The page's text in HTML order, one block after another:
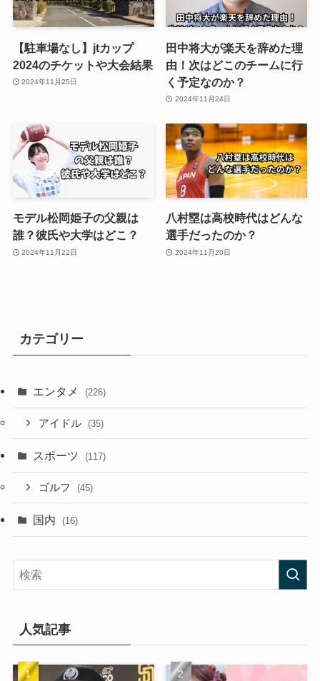
【駐車場なし】jtカップ
2024のチケットや大会結果
2024年11月25日
田中将大が楽天を辞めた理
由！次はどこのチームに行
く予定なのか？
2024年11月24日
モデル松岡姫子の父親は
誰？彼氏や大学はどこ？
2024年11月22日
八村塁は高校時代はどんな
選手だったのか？
2024年11月20日
カテゴリー
エンタメ (226)
アイドル (35)
スポーツ (117)
ゴルフ (45)
国内 (16)
人気記事